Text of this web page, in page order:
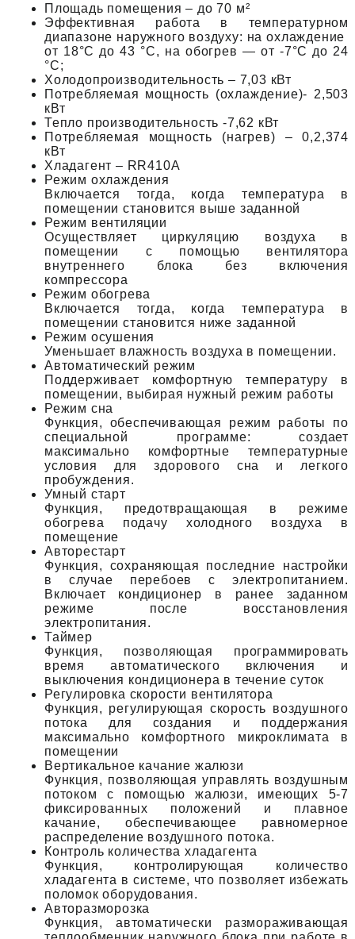
Площадь помещения – до 70 м²
Эффективная работа в температурном
диапазоне наружного воздуху: на охлаждение
от 18°C до 43 °C, на обогрев — от -7°C до 24
°C;
Холодопроизводительность – 7,03 кВт
Потребляемая мощность (охлаждение)- 2,503
кВт
Тепло производительность -7,62 кВт
Потребляемая мощность (нагрев) – 0,2,374
кВт
Хладагент – RR410A
Режим охлаждения
Включается тогда, когда температура в
помещении становится выше заданной
Режим вентиляции
Осуществляет циркуляцию воздуха в
помещении с помощью вентилятора
внутреннего блока без включения
компрессора
Режим обогрева
Включается тогда, когда температура в
помещении становится ниже заданной
Режим осушения
Уменьшает влажность воздуха в помещении.
Автоматический режим
Поддерживает комфортную температуру в
помещении, выбирая нужный режим работы
Режим сна
Функция, обеспечивающая режим работы по
специальной программе: создает
максимально комфортные температурные
условия для здорового сна и легкого
пробуждения.
Умный старт
Функция, предотвращающая в режиме
обогрева подачу холодного воздуха в
помещение
Авторестарт
Функция, сохраняющая последние настройки
в случае перебоев с электропитанием.
Включает кондиционер в ранее заданном
режиме после восстановления
электропитания.
Таймер
Функция, позволяющая программировать
время автоматического включения и
выключения кондиционера в течение суток
Регулировка скорости вентилятора
Функция, регулирующая скорость воздушного
потока для создания и поддержания
максимально комфортного микроклимата в
помещении
Вертикальное качание жалюзи
Функция, позволяющая управлять воздушным
потоком с помощью жалюзи, имеющих 5-7
фиксированных положений и плавное
качание, обеспечивающее равномерное
распределение воздушного потока.
Контроль количества хладагента
Функция, контролирующая количество
хладагента в системе, что позволяет избежать
поломок оборудования.
Авторазморозка
Функция, автоматически размораживающая